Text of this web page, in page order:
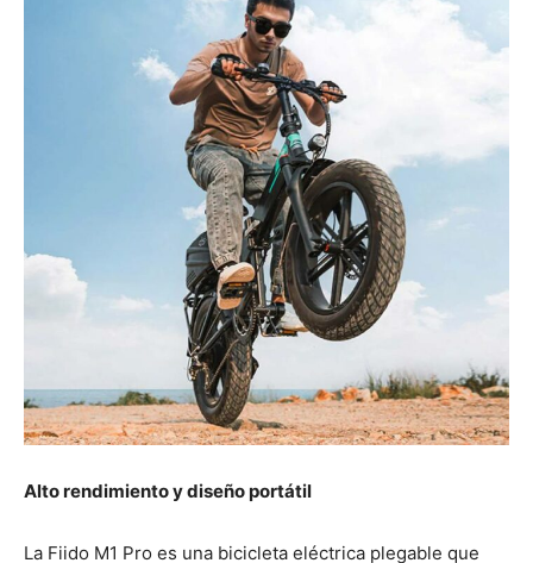
Alto rendimiento y diseño portátil
La Fiido M1 Pro es una bicicleta eléctrica plegable que